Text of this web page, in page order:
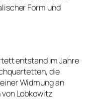
Form und
entstand im Jahre
die
Widmung an
Lobkowitz